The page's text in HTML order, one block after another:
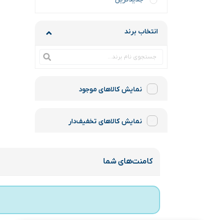
انتخاب برند
نمایش کالاهای موجود
نمایش کالاهای تخفیف‌دار
کامنت‌های شما